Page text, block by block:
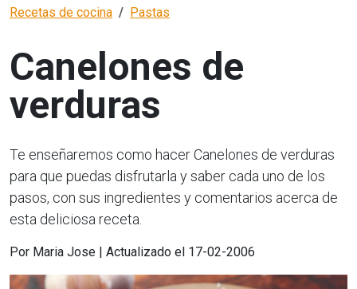
Recetas de cocina Pastas
Canelones de
verduras
Te enseñaremos como hacer Canelones de verduras
para que puedas disfrutarla y saber cada uno de los
pasos, con sus ingredientes y comentarios acerca de
esta deliciosa receta.
Por Maria Jose | Actualizado el 17-02-2006